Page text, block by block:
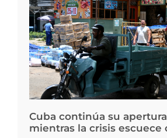
Cuba continúa su
mientras la crisis escuece